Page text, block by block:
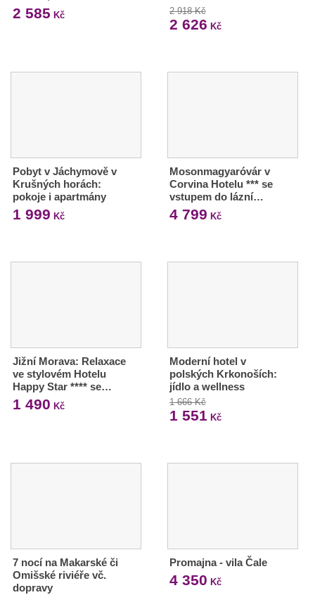
2 585 Kč 2 918 Kč
2 626 Kč
Pobyt v Jáchymově v
Krušných horách:
pokoje i apartmány
1 999 Kč
Mosonmagyaróvár v
Corvina Hotelu *** se
vstupem do lázní…
4 799 Kč
Jižní Morava: Relaxace
ve stylovém Hotelu
Happy Star **** se…
1 490 Kč
Moderní hotel v
polských Krkonoších:
jídlo a wellness
1 666 Kč
1 551 Kč
7 nocí na Makarské či
Omišské riviéře vč.
dopravy
Promajna - vila Čale
4 350 Kč